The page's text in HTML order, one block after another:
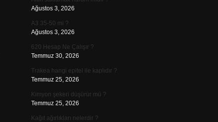
Ağustos 3, 2026
A3 35-50 mi ?
Ağustos 3, 2026
620 Hesap Ne Çalışır ?
Temmuz 30, 2026
Trakea hangi epitel ile kaplıdır ?
Temmuz 25, 2026
Kimyon şekeri düşürür mü ?
Temmuz 25, 2026
Kağıt ağırlıkları nelerdir ?